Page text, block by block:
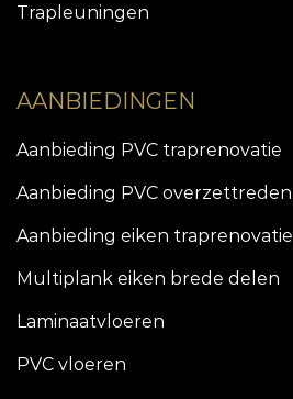
Trapleuningen
AANBIEDINGEN
Aanbieding PVC traprenovatie
Aanbieding PVC overzettreden
Aanbieding eiken traprenovatie
Multiplank eiken brede delen
Laminaatvloeren
PVC vloeren